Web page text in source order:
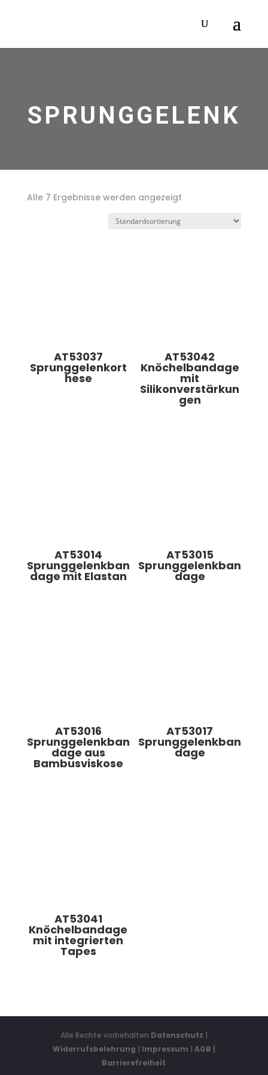
SPRUNGGELENK
Alle 7 Ergebnisse werden angezeigt
AT53037
Sprunggelenkort
hese
AT53042
Knöchelbandage
mit
Silikonverstärkun
gen
AT53014
Sprunggelenkban
dage mit Elastan
AT53015
Sprunggelenkban
dage
AT53016
Sprunggelenkban
dage aus
Bambusviskose
AT53017
Sprunggelenkban
dage
AT53041
Knöchelbandage
mit integrierten
Tapes
Alle Rechte vorbehalten Datenschutz |
Widerrufsbelehrung | Impressum | AGB |
Barrierefreiheit